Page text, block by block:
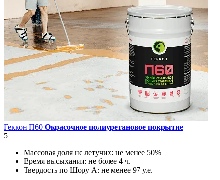
Геккон П60 Окрасочное полиуретановое покрытие
5
Массовая доля не летучих: не менее 50%
Время высыхания: не более 4 ч.
Твердость по Шору А: не менее 97 у.е.